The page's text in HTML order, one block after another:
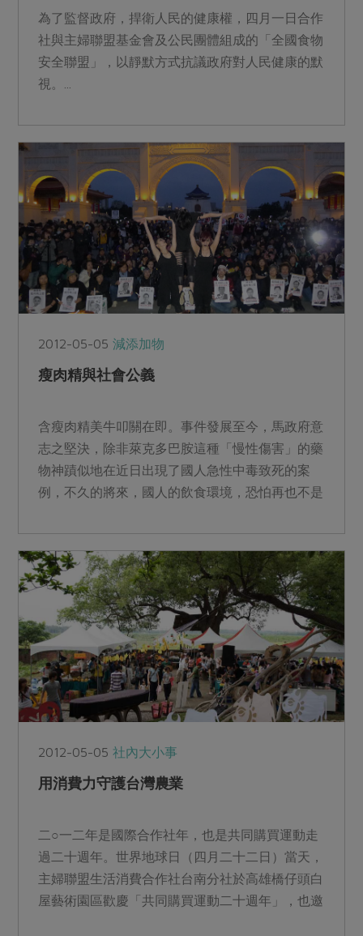
為了監督政府，捍衛人民的健康權，四月一日合作
社與主婦聯盟基金會及公民團體組成的「全國食物
安全聯盟」，以靜默方式抗議政府對人民健康的默
視。...
2012-05-05減添加物
瘦肉精與社會公義
含瘦肉精美牛叩關在即。事件發展至今，馬政府意
志之堅決，除非萊克多巴胺這種「慢性傷害」的藥
物神蹟似地在近日出現了國人急性中毒致死的案
例，不久的將來，國人的飲食環境，恐怕再也不是
2012-05-05社內大小事
用消費力守護台灣農業
二○一二年是國際合作社年，也是共同購買運動走
過二十週年。世界地球日（四月二十二日）當天，
主婦聯盟生活消費合作社台南分社於高雄橋仔頭白
屋藝術園區歡慶「共同購買運動二十週年」，也邀